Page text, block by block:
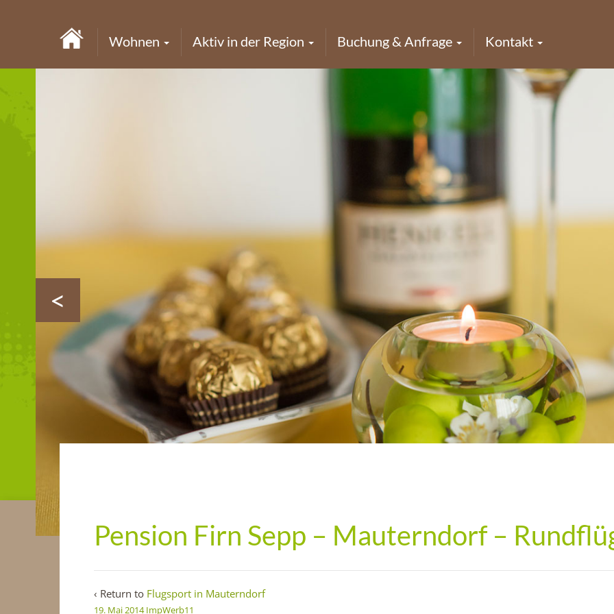
Wohnen Aktiv in der Region Buchung & Anfrage Kontakt
<
Pension Firn Sepp – Mauterndorf –
‹ Return to Flugsport in Mauterndorf
19. Mai 2014 ImpWerb11